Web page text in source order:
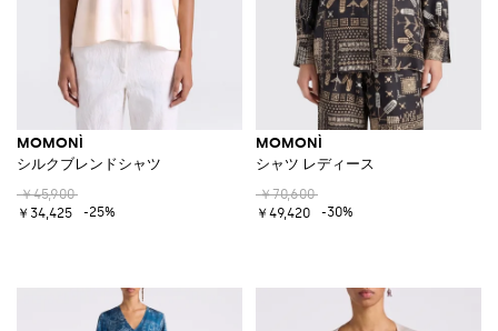
MOMONÌ
シルクブレンドシャツ
￥45,900
￥34,425
-25%
MOMONÌ
シャツ レディース
￥70,600
￥49,420
-30%